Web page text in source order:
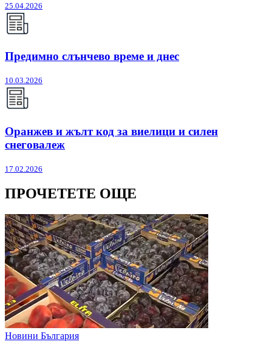
25.04.2026
Предимно слънчево време и днес
10.03.2026
Оранжев и жълт код за виелици и силен
снеговалеж
17.02.2026
ПРОЧЕТЕТЕ ОЩЕ
Новини България